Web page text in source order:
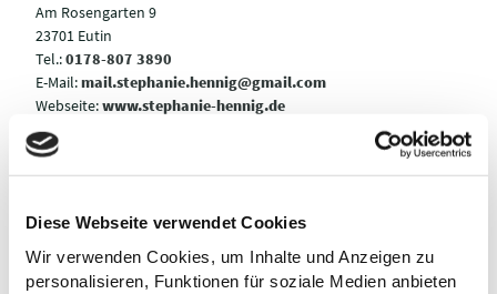
Diese Webseite verwendet Cookies
Wir verwenden Cookies, um Inhalte und Anzeigen zu
personalisieren, Funktionen für soziale Medien anbieten
Am Rosengarten 9
23701 Eutin
Tel.:0178-807 3890
E-Mail:mail.stephanie.hennig@gmail.com
Webseite:www.stephanie-hennig.de